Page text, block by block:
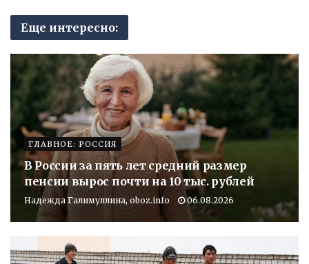
Еще интересно:
ГЛАВНОЕ: РОССИЯ
В России за пять лет средний размер
пенсии вырос почти на 10 тыс. рублей
Надежда Галимуллина, oboz.info 06.08.2026